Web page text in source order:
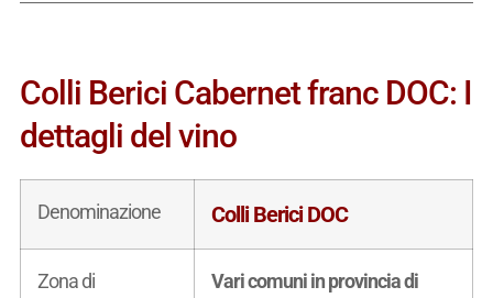
Colli Berici Cabernet franc DOC: I
dettagli del vino
Denominazione Colli Berici DOC
Zona di
Vari comuni in provincia di